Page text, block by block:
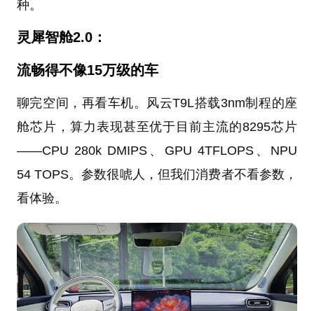
种。
灵犀智舱2.0：
流畅得不像15万级的车
聊完空间，再看车机。风云T9L搭载3nm制程的座
舱芯片，算力表现甚至优于目前主流的8295芯片
——CPU 280k DMIPS、GPU 4TFLOPS、NPU
54 TOPS。参数很唬人，但我们消费者不看参数，
看体验。